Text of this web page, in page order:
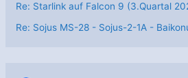
Re: Starlink auf Falcon 9 (3.Quartal
Re: Sojus MS-28 - Sojus-2-1А -